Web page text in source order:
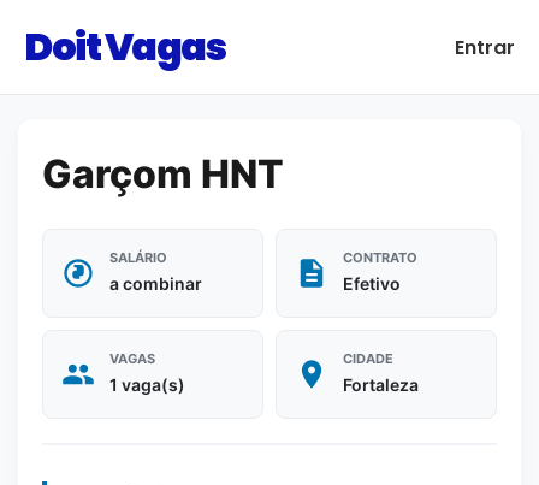
Doit Vagas Entrar
Garçom HNT
SALÁRIO
a combinar
CONTRATO
Efetivo
VAGAS
1 vaga(s)
CIDADE
Fortaleza